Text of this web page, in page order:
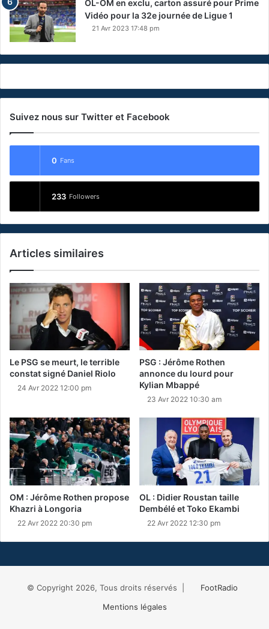
OL-OM en exclu, carton assuré pour Prime
Vidéo pour la 32e journée de Ligue 1
21 Avr 2023 17:48 pm
Suivez nous sur Twitter et Facebook
0 Fans
233 Followers
Articles similaires
Le PSG se meurt, le terrible
constat signé Daniel Riolo
24 Avr 2022 12:00 pm
PSG : Jérôme Rothen
annonce du lourd pour
Kylian Mbappé
23 Avr 2022 10:30 am
OM : Jérôme Rothen propose
Khazri à Longoria
22 Avr 2022 20:30 pm
OL : Didier Roustan taille
Dembélé et Toko Ekambi
22 Avr 2022 12:30 pm
© Copyright 2026, Tous droits réservés |
FootRadio
Mentions légales